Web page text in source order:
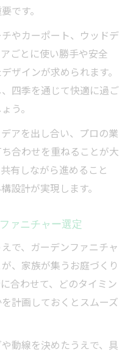
です。
やカーポート、ウッドデ
ごとに使い勝手や安全
ザインが求められます。
四季を通じて快適に過ご
う。
アを出し合い、プロの業
合わせを重ねることが大
有しながら進めること
設計が実現します。
ァニチャー選定
で、ガーデンファニチャ
、家族が集うお庭づくり
合わせて、どのタイミン
計画しておくとスムーズ
動線を決めたうえで、具